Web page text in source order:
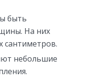
быть
На них
сантиметров.
небольшие